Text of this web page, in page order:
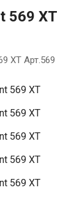
569 XT
XT Арт.569